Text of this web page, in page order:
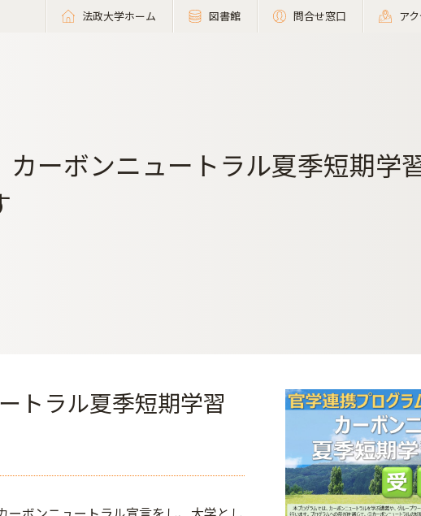
法政大学ホーム 図書館 問合せ窓口 ア
カーボンニュートラル夏季短期学
トラル夏季短期学習